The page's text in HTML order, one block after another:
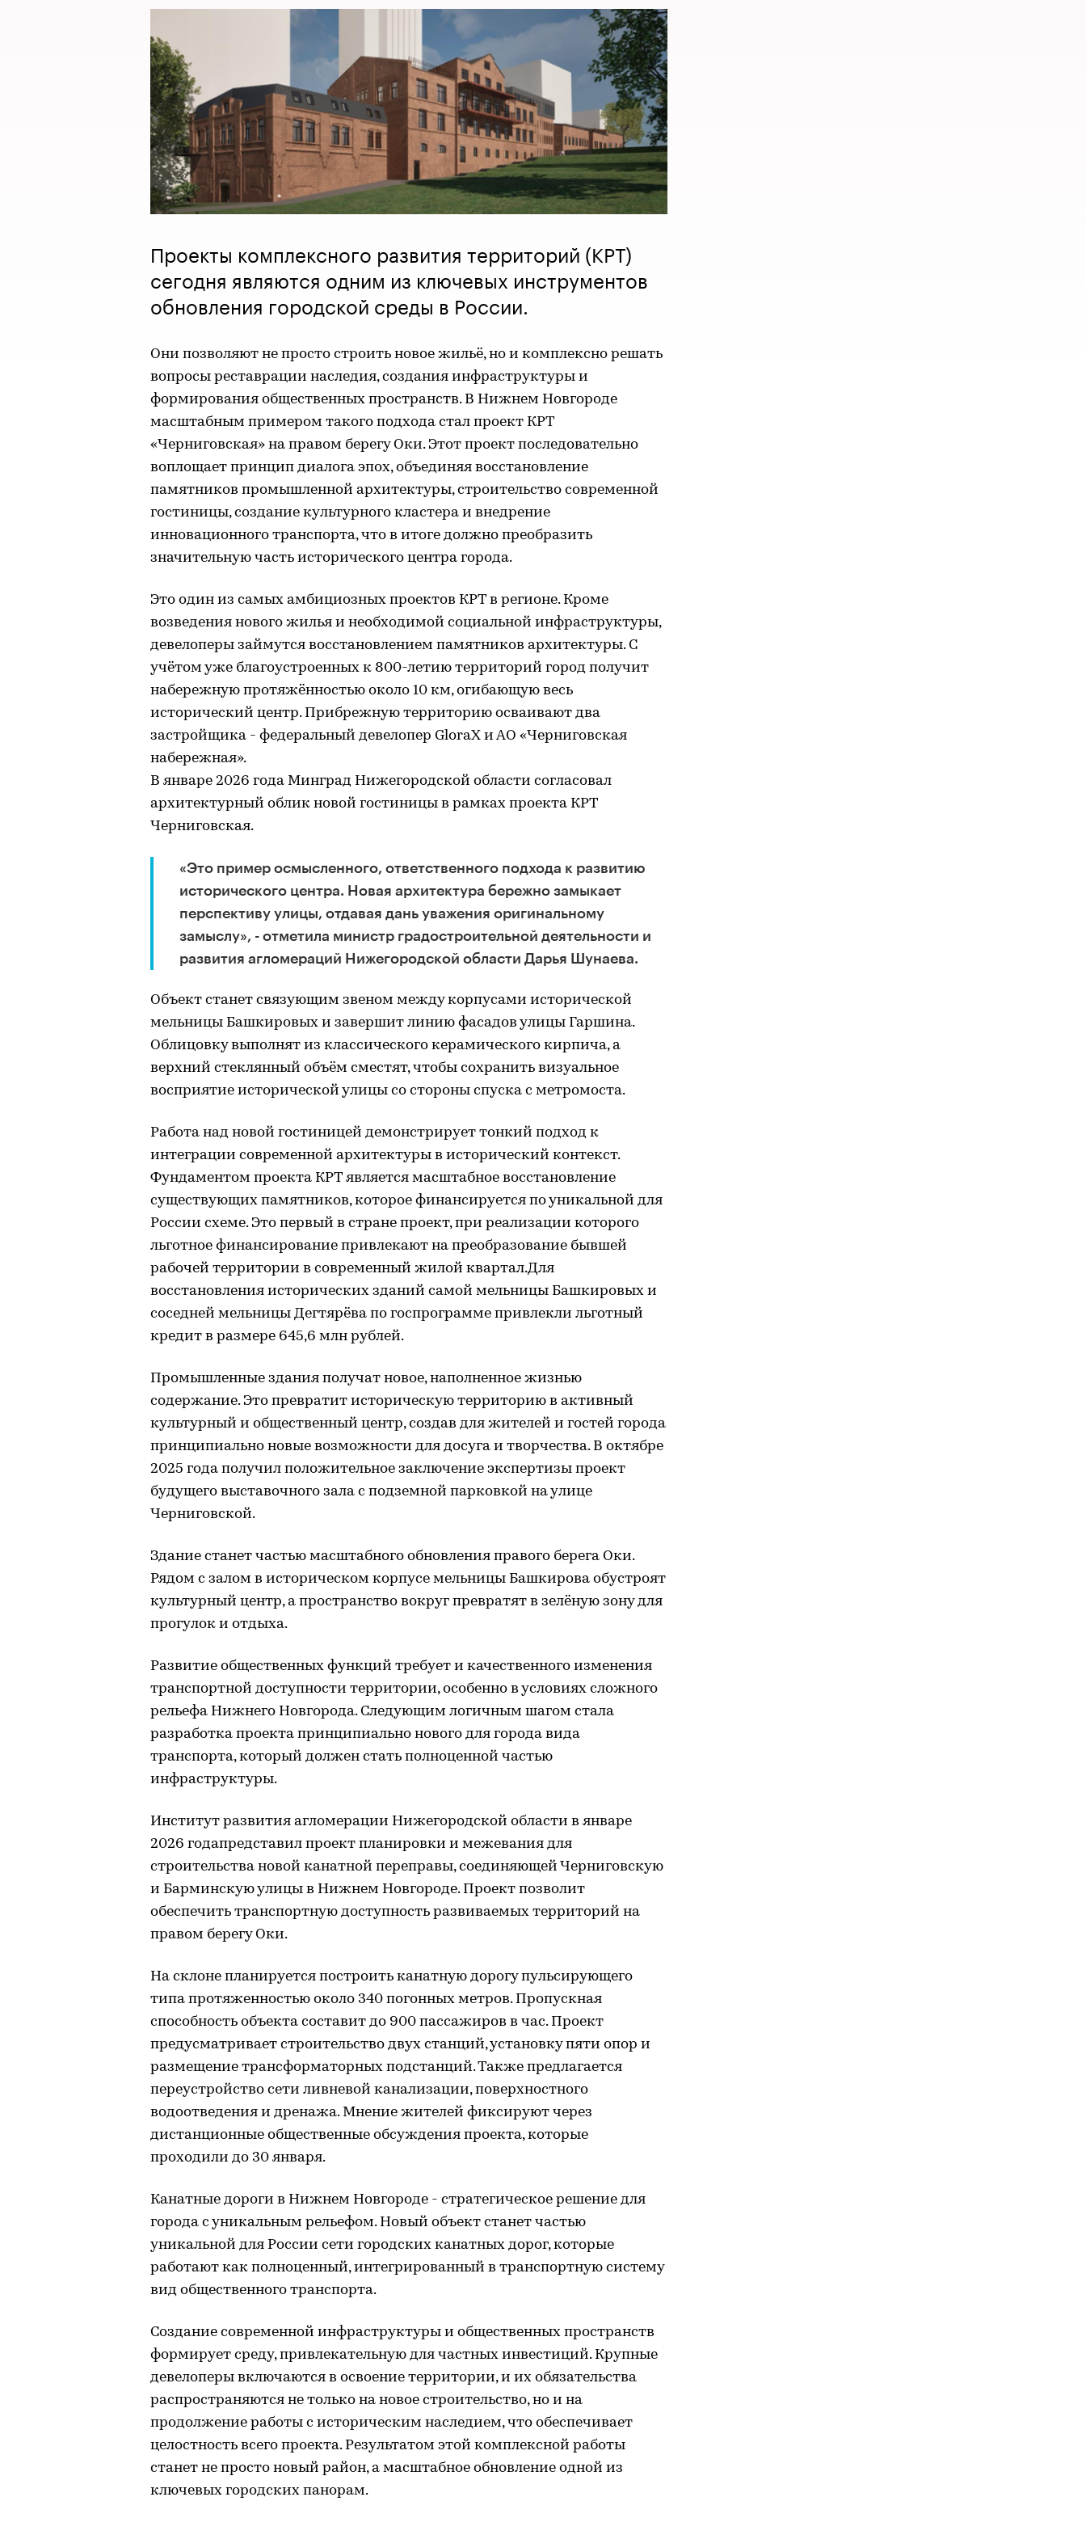
Проекты комплексного развития территорий (КРТ)
сегодня являются одним из ключевых инструментов
обновления городской среды в России.
Они позволяют не просто строить новое жильё, но и комплексно решать
вопросы реставрации наследия, создания инфраструктуры и
формирования общественных пространств. В Нижнем Новгороде
масштабным примером такого подхода стал проект КРТ
«Черниговская» на правом берегу Оки. Этот проект последовательно
воплощает принцип диалога эпох, объединяя восстановление
памятников промышленной архитектуры, строительство современной
гостиницы, создание культурного кластера и внедрение
инновационного транспорта, что в итоге должно преобразить
значительную часть исторического центра города.
Это один из самых амбициозных проектов КРТ в регионе. Кроме
возведения нового жилья и необходимой социальной инфраструктуры,
девелоперы займутся восстановлением памятников архитектуры. С
учётом уже благоустроенных к 800-летию территорий город получит
набережную протяжённостью около 10 км, огибающую весь
исторический центр. Прибрежную территорию осваивают два
застройщика - федеральный девелопер GloraX и АО «Черниговская
набережная».
В январе 2026 года Минград Нижегородской области согласовал
архитектурный облик новой гостиницы в рамках проекта КРТ
Черниговская.
«Это пример осмысленного, ответственного подхода к развитию
исторического центра. Новая архитектура бережно замыкает
перспективу улицы, отдавая дань уважения оригинальному
замыслу», - отметила министр градостроительной деятельности и
развития агломераций Нижегородской области Дарья Шунаева.
Объект станет связующим звеном между корпусами исторической
мельницы Башкировых и завершит линию фасадов улицы Гаршина.
Облицовку выполнят из классического керамического кирпича, а
верхний стеклянный объём сместят, чтобы сохранить визуальное
восприятие исторической улицы со стороны спуска с метромоста.
Работа над новой гостиницей демонстрирует тонкий подход к
интеграции современной архитектуры в исторический контекст.
Фундаментом проекта КРТ является масштабное восстановление
существующих памятников, которое финансируется по уникальной для
России схеме. Это первый в стране проект, при реализации которого
льготное финансирование привлекают на преобразование бывшей
рабочей территории в современный жилой квартал.Для
восстановления исторических зданий самой мельницы Башкировых и
соседней мельницы Дегтярёва по госпрограмме привлекли льготный
кредит в размере 645,6 млн рублей.
Промышленные здания получат новое, наполненное жизнью
содержание. Это превратит историческую территорию в активный
культурный и общественный центр, создав для жителей и гостей города
принципиально новые возможности для досуга и творчества. В октябре
2025 года получил положительное заключение экспертизы проект
будущего выставочного зала с подземной парковкой на улице
Черниговской.
Здание станет частью масштабного обновления правого берега Оки.
Рядом с залом в историческом корпусе мельницы Башкирова обустроят
культурный центр, а пространство вокруг превратят в зелёную зону для
прогулок и отдыха.
Развитие общественных функций требует и качественного изменения
транспортной доступности территории, особенно в условиях сложного
рельефа Нижнего Новгорода. Следующим логичным шагом стала
разработка проекта принципиально нового для города вида
транспорта, который должен стать полноценной частью
инфраструктуры.
Институт развития агломерации Нижегородской области в январе
2026 годапредставил проект планировки и межевания для
строительства новой канатной переправы, соединяющей Черниговскую
и Барминскую улицы в Нижнем Новгороде. Проект позволит
обеспечить транспортную доступность развиваемых территорий на
правом берегу Оки.
На склоне планируется построить канатную дорогу пульсирующего
типа протяженностью около 340 погонных метров. Пропускная
способность объекта составит до 900 пассажиров в час. Проект
предусматривает строительство двух станций, установку пяти опор и
размещение трансформаторных подстанций. Также предлагается
переустройство сети ливневой канализации, поверхностного
водоотведения и дренажа. Мнение жителей фиксируют через
дистанционные общественные обсуждения проекта, которые
проходили до 30 января.
Канатные дороги в Нижнем Новгороде - стратегическое решение для
города с уникальным рельефом. Новый объект станет частью
уникальной для России сети городских канатных дорог, которые
работают как полноценный, интегрированный в транспортную систему
вид общественного транспорта.
Создание современной инфраструктуры и общественных пространств
формирует среду, привлекательную для частных инвестиций. Крупные
девелоперы включаются в освоение территории, и их обязательства
распространяются не только на новое строительство, но и на
продолжение работы с историческим наследием, что обеспечивает
целостность всего проекта. Результатом этой комплексной работы
станет не просто новый район, а масштабное обновление одной из
ключевых городских панорам.